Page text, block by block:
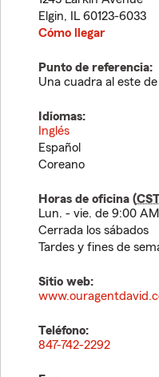
Elgin, IL 60123-6033
Cómo llegar
Punto de referencia:
Una cuadra al este
Idiomas:
Inglés
Español
Coreano
Horas de oficina (
Lun. - vie. de 9:00
Cerrada los sábados
Tardes y fines de
Sitio web:
Teléfono:
847-742-2292